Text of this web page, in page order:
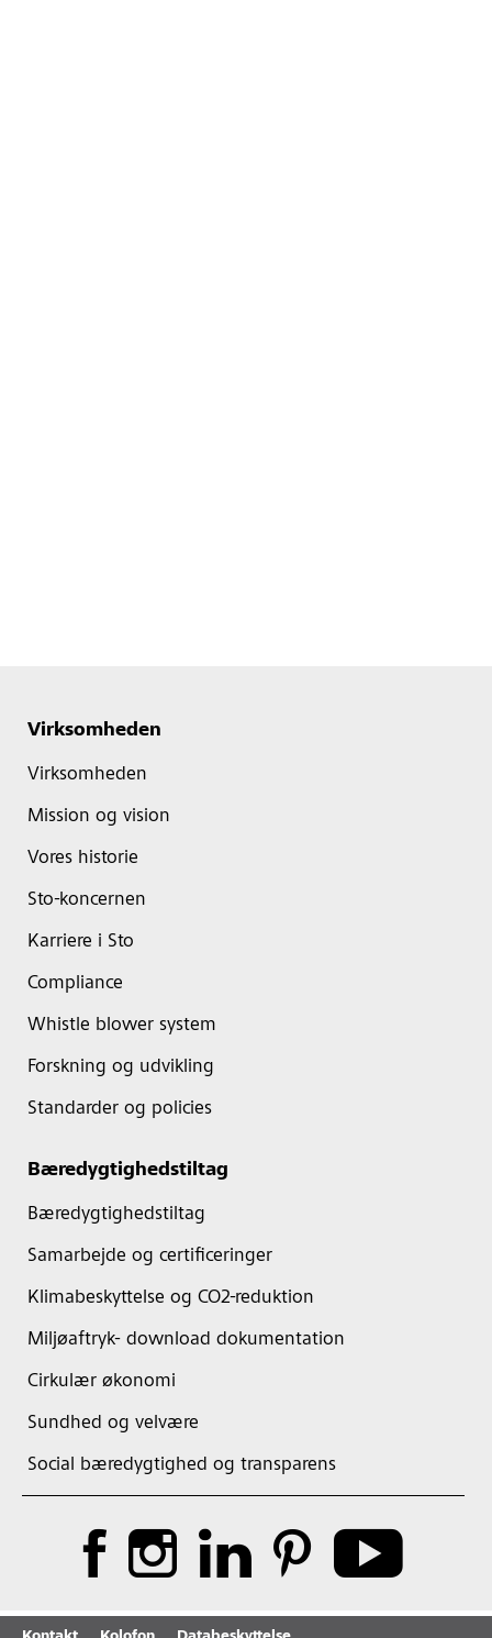
Virksomheden
Virksomheden
Mission og vision
Vores historie
Sto-koncernen
Karriere i Sto
Compliance
Whistle blower system
Forskning og udvikling
Standarder og policies
Bæredygtighedstiltag
Bæredygtighedstiltag
Samarbejde og certificeringer
Klimabeskyttelse og CO2-reduktion
Miljøaftryk- download dokumentation
Cirkulær økonomi
Sundhed og velvære
Social bæredygtighed og transparens